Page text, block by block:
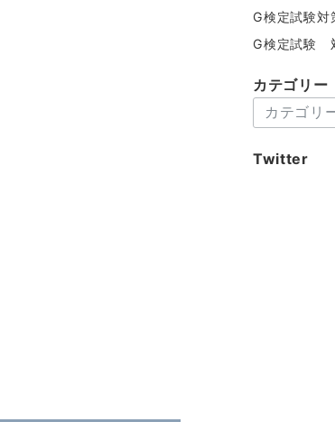
G検定試験
G検定試験
カテゴリー
テ
リ
Twitter